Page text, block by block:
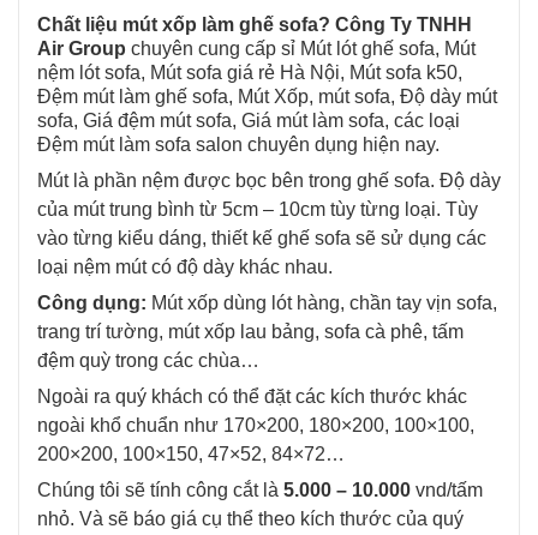
Chất liệu mút xốp làm ghế sofa? Công Ty TNHH
Air Group chuyên cung cấp sỉ Mút lót ghế sofa, Mút
nệm lót sofa, Mút sofa giá rẻ Hà Nội, Mút sofa k50,
Đệm mút làm ghế sofa, Mút Xốp, mút sofa, Độ dày mút
sofa, Giá đệm mút sofa, Giá mút làm sofa, các loại
Đệm mút làm sofa salon chuyên dụng hiện nay.
Mút là phần nệm được bọc bên trong ghế sofa. Độ dày
của mút trung bình từ 5cm – 10cm tùy từng loại. Tùy
vào từng kiểu dáng, thiết kế ghế sofa sẽ sử dụng các
loại nệm mút có độ dày khác nhau.
Công dụng: Mút xốp dùng lót hàng, chần tay vịn sofa,
trang trí tường, mút xốp lau bảng, sofa cà phê, tấm
đệm quỳ trong các chùa…
Ngoài ra quý khách có thể đặt các kích thước khác
ngoài khổ chuẩn như 170×200, 180×200, 100×100,
200×200, 100×150, 47×52, 84×72…
Chúng tôi sẽ tính công cắt là 5.000 – 10.000 vnd/tấm
nhỏ. Và sẽ báo giá cụ thể theo kích thước của quý